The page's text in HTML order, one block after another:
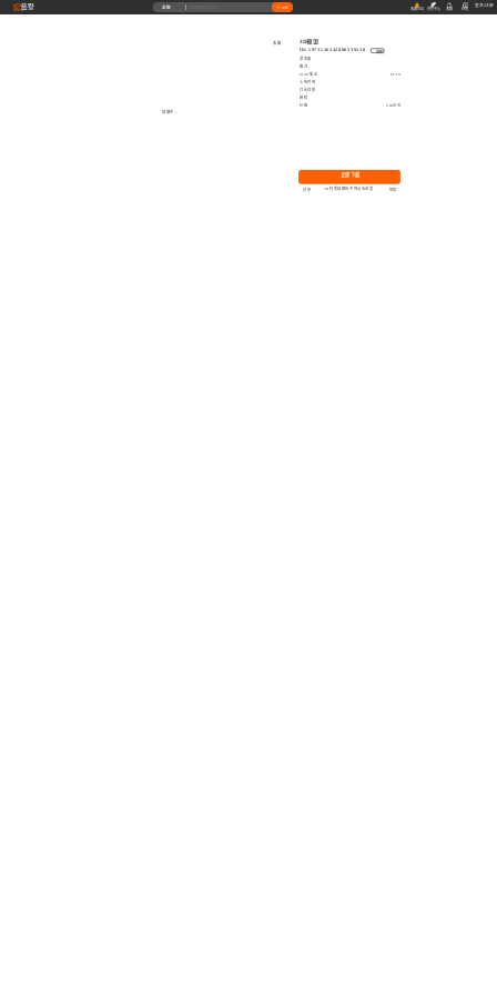
藝墅 全部 搜索 收藏本站 创作中心 收藏 充值
登录 |注册
加载中...
收藏 3D模型
ID: 1973126342808539138 复制
渲染器
格式
MAX版本 MAX
上传时间
灯光详情
授权
价格
0.00艺币
立即下载
分享 3D材质贴图找不到点击这里 举报